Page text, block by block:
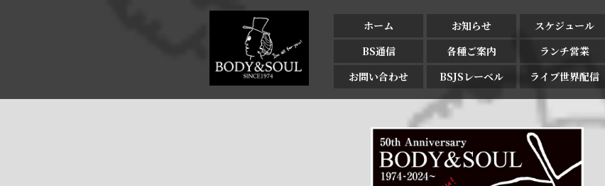
ホーム お知らせ スケジュール
BS通信
各種ご案内 ランチ営業
お問い合わせ
BSJSレーベル ライブ世界配信